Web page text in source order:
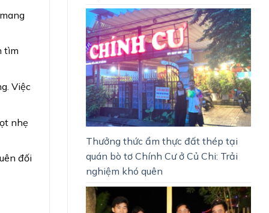
tìm
Việc
nhẹ
đối
Thưởng thức ẩm thực đất thép tại
quán bò tơ Chính Cư ở Củ Chi: Trải
nghiệm khó quên